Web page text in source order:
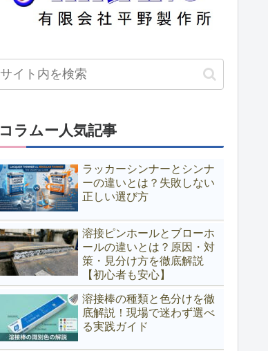
コラムー人気記事
ラッカーシンナーとシンナ
ーの違いとは？失敗しない
正しい選び方
溶接ピンホールとブローホ
ールの違いとは？原因・対
策・見分け方を徹底解説
【初心者も安心】
溶接棒の種類と色分けを徹
底解説！現場で迷わず選べ
る実践ガイド